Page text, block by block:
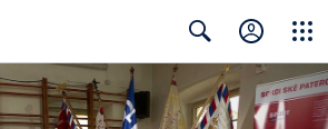
Search Close